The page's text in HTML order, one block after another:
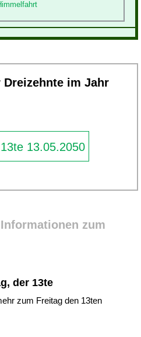
im Jahr
13.05.2050
zum
der 13te
zum Freitag den 13ten